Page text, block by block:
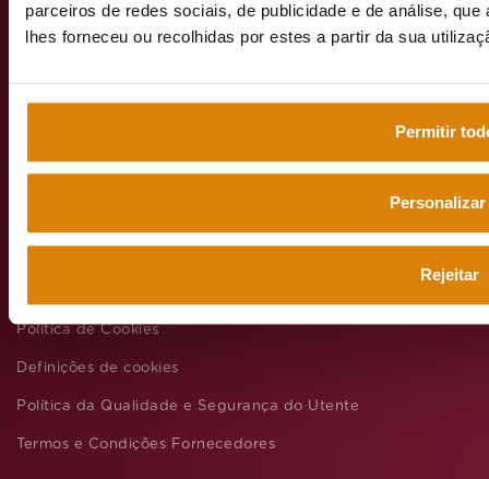
parceiros de redes sociais, de publicidade e de análise,
lhes forneceu ou recolhidas por estes a partir da sua
Permitir
Personalizar
Rejeitar
Web grupoemeis
Política de Cookies
Definições de cookies
Política da Qualidade e Segurança do Utente
Termos e Condições Fornecedores